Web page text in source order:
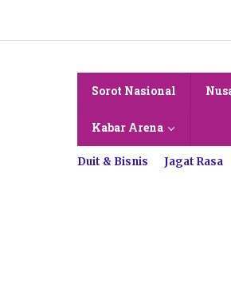
konten
Sorot Nasional
Kabar Arena
Duit & Bisnis Jagat Rasa